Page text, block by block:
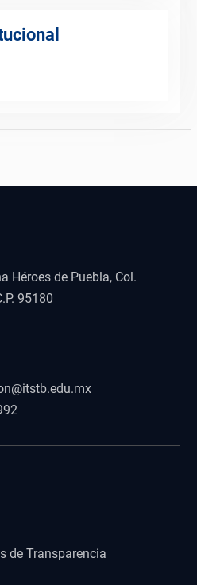
Héroes de Puebla, Col.
95180
de Transparencia